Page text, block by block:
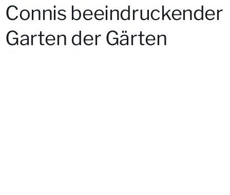
Connis beeindruckender
Garten der Gärten